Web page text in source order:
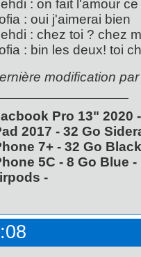
: on fait l'amour
: oui j'aimerai bien
: chez toi ? chez
: bin les deux! toi
modification
Pro 13" 2020
2017 - 32 Go
7+ - 32 Go
5C - 8 Go Blue -
-